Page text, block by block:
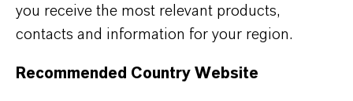
Verstärkung der einzelnen Bauteile.
Thermoplastische FKV sind für
Fahrzeugindustrie prädestiniert, denn bei der
you receive the most relevant products,
contacts and information for your region.
Recommended Country Website